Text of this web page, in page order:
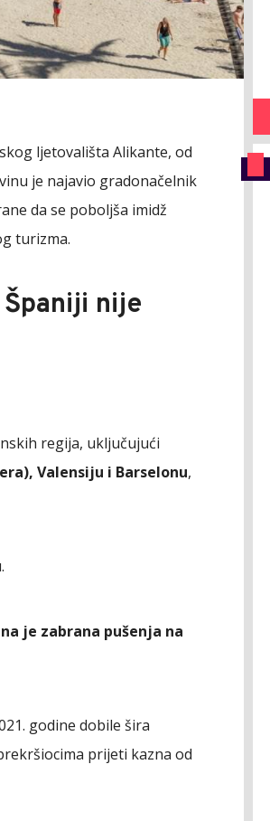
ljetovališta Alikante, od
je najavio gradonačelnik
da se poboljša imidž
turizma.
nije
regija, uključujući
Valensiju i Barselonu,
je zabrana pušenja na
godine dobile šira
prijeti kazna od